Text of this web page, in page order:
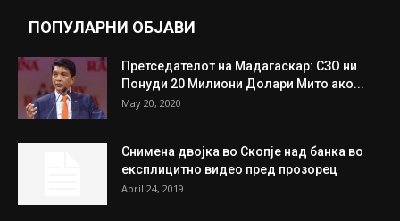
ПОПУЛАРНИ ОБЈАВИ
Претседателот на Мадагаскар: СЗО ни
Понуди 20 Милиони Долари Мито ако...
May 20, 2020
Снимена двојка во Скопје над банка во
експлицитно видео пред прозорец
April 24, 2019